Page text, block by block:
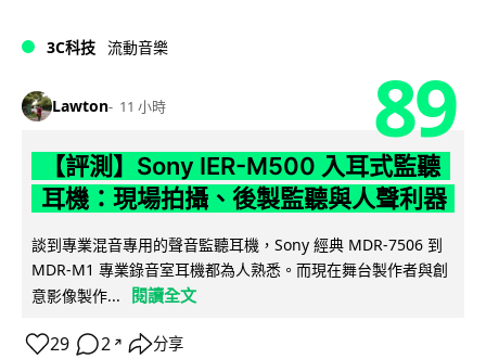
3C科技 流動音樂
Lawton 11 小時 89
【評測】Sony IER-M500 入耳式監聽
耳機：現場拍攝、後製監聽與人聲利器
談到專業混音專用的聲音監聽耳機，Sony 經典 MDR-7506 到
MDR-M1 專業錄音室耳機都為人熟悉。而現在舞台製作者與創
意影像製作...
閱讀全文
29 2 ↗ 分享